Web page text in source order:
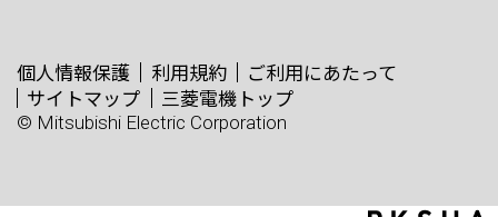
個人情報保護 利用規約
ご利用にあたって
サイトマップ
三菱電機トップ
© Mitsubishi Electric Corporation